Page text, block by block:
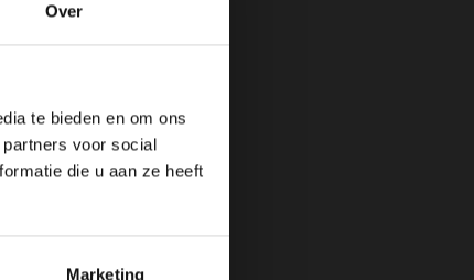
Over
te bieden en om ons
voor social
die u aan ze heeft
Marketing